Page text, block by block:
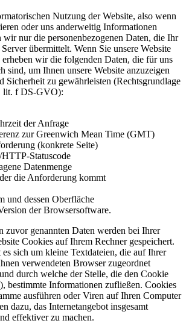
Nutzung der Website, also wenn
oder uns anderweitig Informationen
wir nur die personenbezogenen Daten, die Ihr
übermittelt. Wenn Sie unsere Website
erheben wir die folgenden Daten, die für uns
sind, um Ihnen unsere Website anzuzeigen
Sicherheit zu gewährleisten (Rechtsgrundlage
lit. f DS-GVO):
der Anfrage
zur Greenwich Mean Time (GMT)
(konkrete Seite)
Statuscode
Datenmenge
die Anforderung kommt
und dessen Oberfläche
der Browsersoftware.
zuvor genannten Daten werden bei Ihrer
Cookies auf Ihrem Rechner gespeichert.
sich um kleine Textdateien, die auf Ihrer
verwendeten Browser zugeordnet
durch welche der Stelle, die den Cookie
bestimmte Informationen zufließen. Cookies
ausführen oder Viren auf Ihren Computer
dazu, das Internetangebot insgesamt
effektiver zu machen.